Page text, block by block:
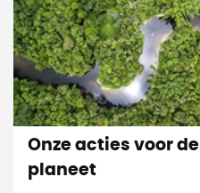
Onze acties voor de
planeet